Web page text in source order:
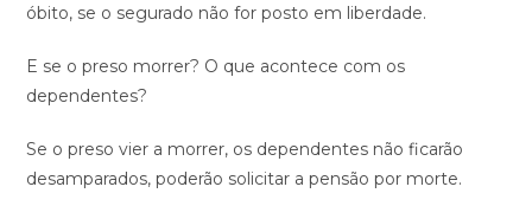
óbito, se o segurado não for posto em liberdade.
E se o preso morrer? O que acontece com os
dependentes?
Se o preso vier a morrer, os dependentes não ficarão
desamparados, poderão solicitar a pensão por morte.